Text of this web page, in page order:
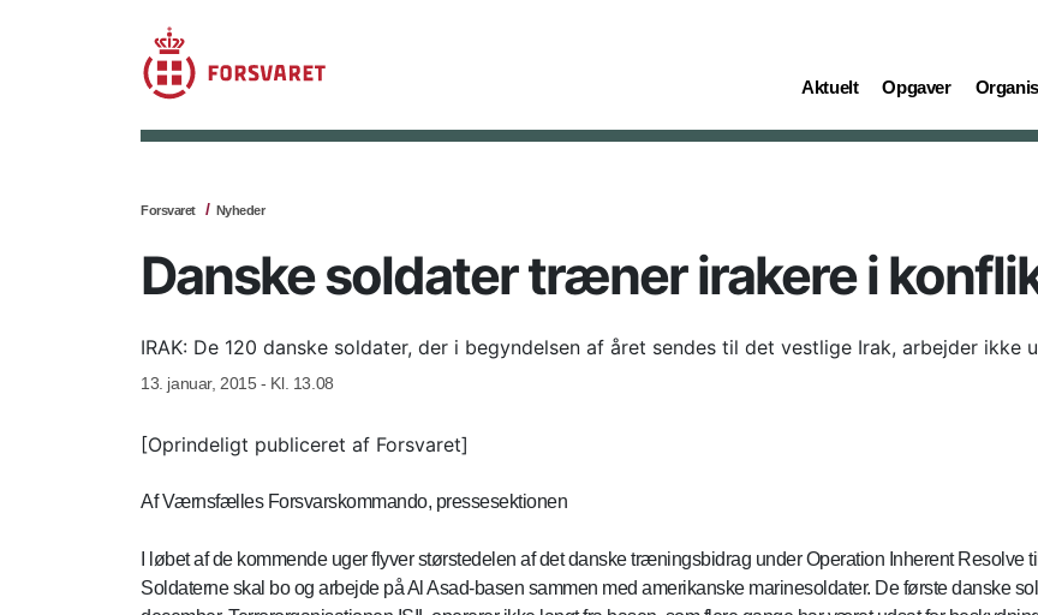
Aktuelt
(current) Opgaver
(current)
Forsvaret Nyheder
Danske soldater træner irakere i
IRAK: De 120 danske soldater, der i begyndelsen af året sendes til det vestlige Irak, arbejder ikke
13. januar, 2015 - Kl. 13.08
[Oprindeligt publiceret af Forsvaret]
Af Værnsfælles Forsvarskommando, pressesektionen
I løbet af de kommende uger flyver størstedelen af det danske træningsbidrag under Operation Inherent Resolve
Soldaterne skal bo og arbejde på Al Asad-basen sammen med amerikanske marinesoldater. De første danske